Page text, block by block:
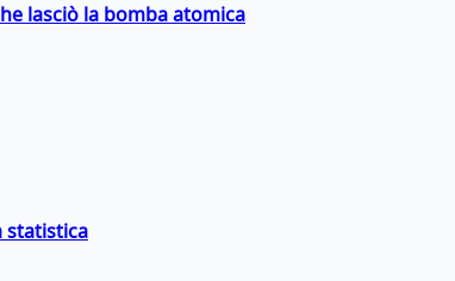
lasciò la bomba atomica
statistica